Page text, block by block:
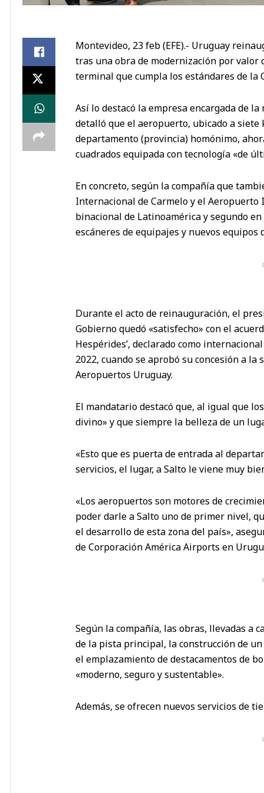
Montevideo, 23 feb (EFE).- Uruguay
tras una obra de modernización por valor
terminal que cumpla los estándares de la
Así lo destacó la empresa encargada de
detalló que el aeropuerto, ubicado a
departamento (provincia) homónimo,
cuadrados equipada con tecnología «de
En concreto, según la compañía que
Internacional de Carmelo y el
binacional de Latinoamérica y segundo
escáneres de equipajes y nuevos equipos
Durante el acto de reinauguración, el
Gobierno quedó «satisfecho» con el
Hespérides’, declarado como
2022, cuando se aprobó su concesión a
Aeropuertos Uruguay.
El mandatario destacó que, al igual que
divino» y que siempre la belleza de un
«Esto que es puerta de entrada al
servicios, el lugar, a Salto le viene muy
«Los aeropuertos son motores de
poder darle a Salto uno de primer nivel,
el desarrollo de esta zona del país»,
de Corporación América Airports en
Según la compañía, las obras, llevadas a
de la pista principal, la construcción de
el emplazamiento de destacamentos de
«moderno, seguro y sustentable».
Además, se ofrecen nuevos servicios de